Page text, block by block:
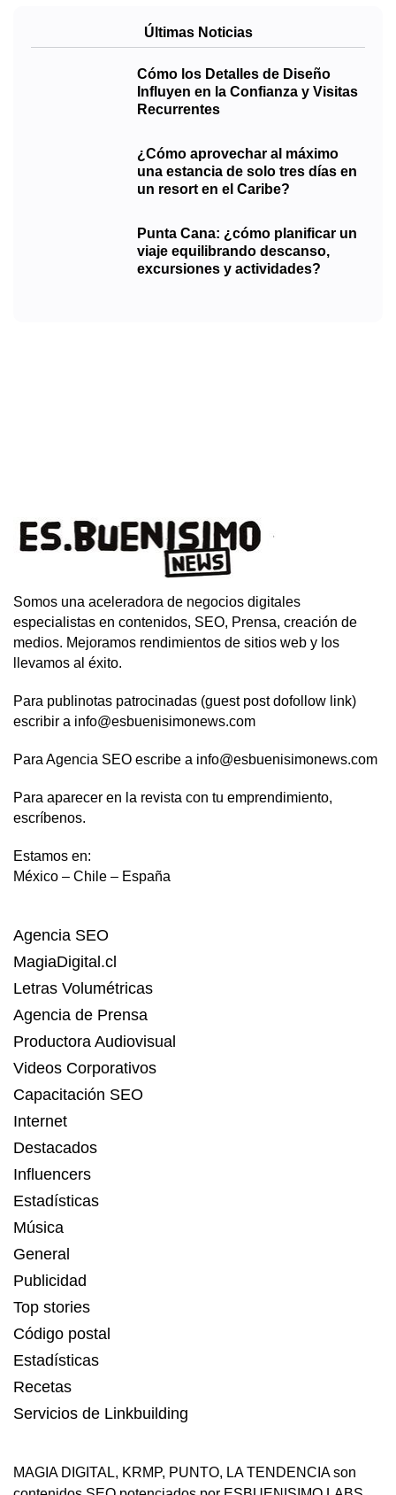
Últimas Noticias
Cómo los Detalles de Diseño
Influyen en la Confianza y Visitas
Recurrentes
¿Cómo aprovechar al máximo
una estancia de solo tres días en
un resort en el Caribe?
Punta Cana: ¿cómo planificar un
viaje equilibrando descanso,
excursiones y actividades?
Somos una aceleradora de negocios digitales
especialistas en contenidos, SEO, Prensa, creación de
medios. Mejoramos rendimientos de sitios web y los
llevamos al éxito.
Para publinotas patrocinadas (guest post dofollow link)
escribir a info@esbuenisimonews.com
Para Agencia SEO escribe a info@esbuenisimonews.com
Para aparecer en la revista con tu emprendimiento,
escríbenos.
Estamos en:
México – Chile – España
Agencia SEO
MagiaDigital.cl
Letras Volumétricas
Agencia de Prensa
Productora Audiovisual
Videos Corporativos
Capacitación SEO
Internet
Destacados
Influencers
Estadísticas
Música
General
Publicidad
Top stories
Código postal
Estadísticas
Recetas
Servicios de Linkbuilding
MAGIA DIGITAL, KRMP, PUNTO, LA TENDENCIAson